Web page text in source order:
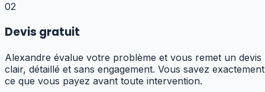
02
Devis gratuit
Alexandre évalue votre problème et vous remet un devis
clair, détaillé et sans engagement. Vous savez exactement
ce que vous payez avant toute intervention.